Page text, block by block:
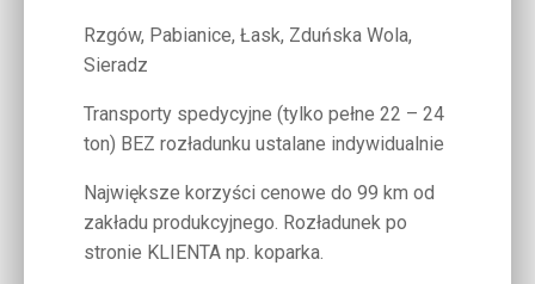
Rzgów, Pabianice, Łask, Zduńska Wola,
Sieradz
Transporty spedycyjne (tylko pełne 22 – 24
ton) BEZ rozładunku ustalane indywidualnie
Największe korzyści cenowe do 99 km od
zakładu produkcyjnego. Rozładunek po
stronie KLIENTA np. koparka.